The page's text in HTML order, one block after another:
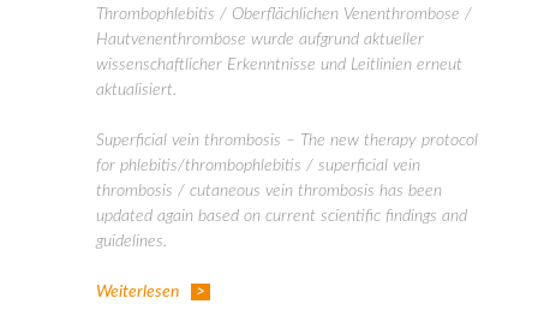
Thrombophlebitis / Oberflächlichen Venenthrombose /
Hautvenenthrombose wurde aufgrund aktueller
wissenschaftlicher Erkenntnisse und Leitlinien erneut
aktualisiert.
Superficial vein thrombosis – The new therapy protocol
for phlebitis/thrombophlebitis / superficial vein
thrombosis / cutaneous vein thrombosis has been
updated again based on current scientific findings and
guidelines.
Weiterlesen